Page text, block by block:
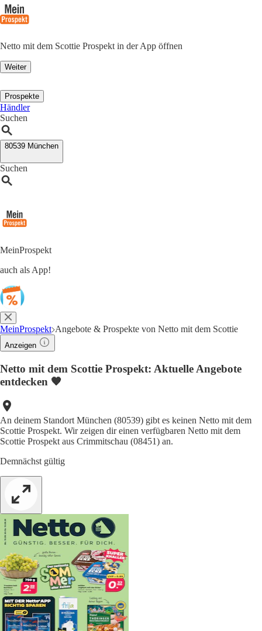
Netto mit dem Scottie Prospekt in der App öffnen
Weiter
Prospekte
Händler
Suchen
80539 München
Suchen
MeinProspekt
auch als App!
MeinProspekt Angebote & Prospekte von Netto mit dem Scottie
Anzeigen
Netto mit dem Scottie Prospekt: Aktuelle Angebote
entdecken 🧡
An deinem Standort München (80539) gibt es keinen Netto mit dem
Scottie Prospekt. Wir zeigen dir einen verfügbaren Netto mit dem
Scottie Prospekt aus Crimmitschau (08451) an.
Demnächst gültig